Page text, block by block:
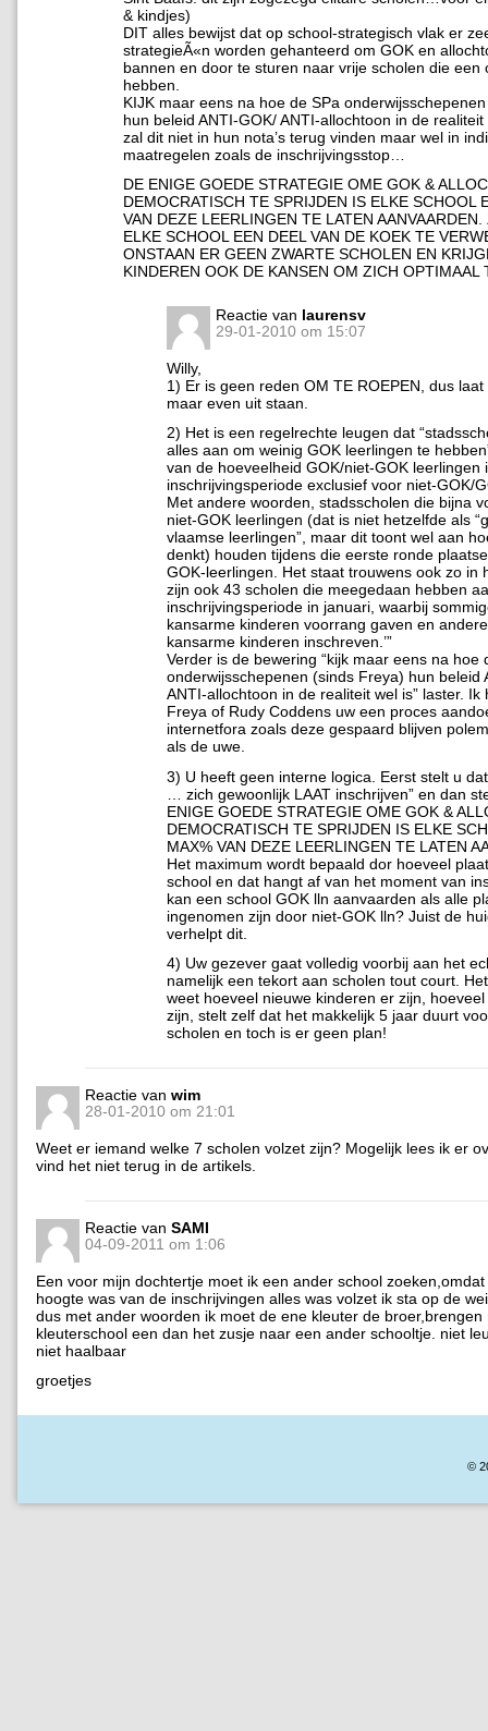
& kindjes)
DIT alles bewijst dat op school-strategisch vlak er
strategieÃ«n worden gehanteerd om GOK en
bannen en door te sturen naar vrije scholen die een
hebben.
KIJK maar eens na hoe de SPa
hun beleid ANTI-GOK/ ANTI-allochtoon in de
zal dit niet in hun nota’s terug vinden maar wel in
maatregelen zoals de inschrijvingsstop…
DE ENIGE GOEDE STRATEGIE OME GOK &
DEMOCRATISCH TE SPRIJDEN IS ELKE SCHOOL
VAN DEZE LEERLINGEN TE LATEN
ELKE SCHOOL EEN DEEL VAN DE KOEK TE
ONSTAAN ER GEEN ZWARTE SCHOLEN EN
KINDEREN OOK DE KANSEN OM ZICH OPTIMAAL
Reactie van laurensv
29-01-2010 om 15:07
Willy,
1) Er is geen reden OM TE ROEPEN, dus
maar even uit staan.
2) Het is een regelrechte leugen dat
alles aan om weinig GOK leerlingen te
van de hoeveelheid GOK/niet-GOK leerlingen
inschrijvingsperiode exclusief voor niet-GOK/
Met andere woorden, stadsscholen die bijna
niet-GOK leerlingen (dat is niet hetzelfde als
vlaamse leerlingen”, maar dit toont wel aan
denkt) houden tijdens die eerste ronde
GOK-leerlingen. Het staat trouwens ook zo in
zijn ook 43 scholen die meegedaan hebben
inschrijvingsperiode in januari, waarbij
kansarme kinderen voorrang gaven en
kansarme kinderen inschreven.’”
Verder is de bewering “kijk maar eens na hoe
onderwijsschepenen (sinds Freya) hun beleid
ANTI-allochtoon in de realiteit wel is” laster. Ik
Freya of Rudy Coddens uw een proces
internetfora zoals deze gespaard blijven
als de uwe.
3) U heeft geen interne logica. Eerst stelt u
… zich gewoonlijk LAAT inschrijven” en dan
ENIGE GOEDE STRATEGIE OME GOK &
DEMOCRATISCH TE SPRIJDEN IS ELKE
MAX% VAN DEZE LEERLINGEN TE LATEN
Het maximum wordt bepaald dor hoeveel
school en dat hangt af van het moment van
kan een school GOK lln aanvaarden als alle
ingenomen zijn door niet-GOK lln? Juist de
verhelpt dit.
4) Uw gezever gaat volledig voorbij aan het
namelijk een tekort aan scholen tout court.
weet hoeveel nieuwe kinderen er zijn,
zijn, stelt zelf dat het makkelijk 5 jaar duurt
scholen en toch is er geen plan!
Reactie van wim
28-01-2010 om 21:01
Weet er iemand welke 7 scholen volzet zijn? Mogelijk lees ik er
vind het niet terug in de artikels.
Reactie van SAMI
04-09-2011 om 1:06
Een voor mijn dochtertje moet ik een ander school
hoogte was van de inschrijvingen alles was volzet ik sta op de
dus met ander woorden ik moet de ene kleuter de broer,brengen
kleuterschool een dan het zusje naar een ander schooltje. niet
niet haalbaar
groetjes
©